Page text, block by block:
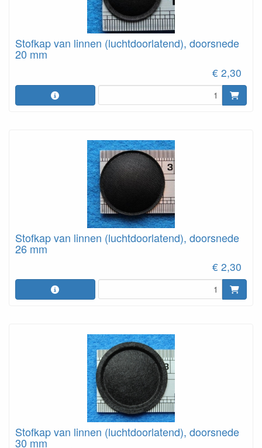
Stofkap van linnen (luchtdoorlatend), doorsnede
20 mm
€ 2,30
Stofkap van linnen (luchtdoorlatend), doorsnede
26 mm
€ 2,30
Stofkap van linnen (luchtdoorlatend), doorsnede
30 mm